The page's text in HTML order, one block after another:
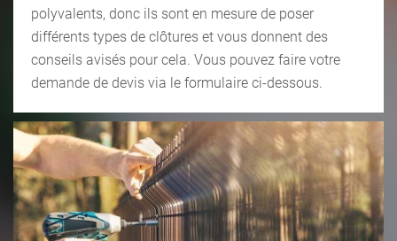
polyvalents, donc ils sont en mesure de poser
différents types de clôtures et vous donnent des
conseils avisés pour cela. Vous pouvez faire votre
demande de devis via le formulaire ci-dessous.